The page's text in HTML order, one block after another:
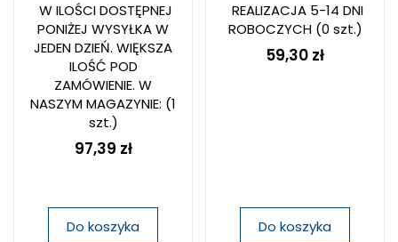
W ILOŚCI DOSTĘPNEJ
PONIŻEJ WYSYŁKA W
JEDEN DZIEŃ. WIĘKSZA
ILOŚĆ POD
ZAMÓWIENIE. W
NASZYM MAGAZYNIE: (1
szt.)
97,39 zł
Do koszyka
REALIZACJA 5-14 DNI
ROBOCZYCH(0 szt.)
59,30 zł
Do koszyka